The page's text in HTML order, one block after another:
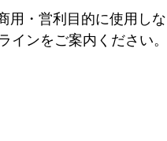
用・営利目的に使用し
インをご案内ください